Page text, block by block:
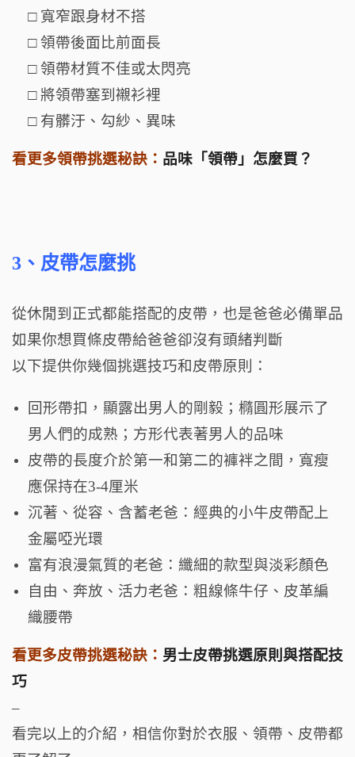
□寬窄跟身材不搭
□領帶後面比前面長
□領帶材質不佳或太閃亮
□將領帶塞到襯衫裡
□有髒汙、勾紗、異味
看更多領帶挑選秘訣： 品味「領帶」怎麼買？
3、皮帶怎麼挑
從休閒到正式都能搭配的皮帶，也是爸爸必備單品
如果你想買條皮帶給爸爸卻沒有頭緒判斷
以下提供你幾個挑選技巧和皮帶原則：
回形帶扣，顯露出男人的剛毅；橢圓形展示了
男人們的成熟；方形代表著男人的品味
皮帶的長度介於第一和第二的褲袢之間，寬瘦
應保持在3-4厘米
沉著、從容、含蓄老爸：經典的小牛皮帶配上
金屬啞光環
富有浪漫氣質的老爸：纖細的款型與淡彩顏色
自由、奔放、活力老爸：粗線條牛仔、皮革編
織腰帶
看更多皮帶挑選秘訣： 男士皮帶挑選原則與搭配技
巧
–
看完以上的介紹，相信你對於衣服、領帶、皮帶都